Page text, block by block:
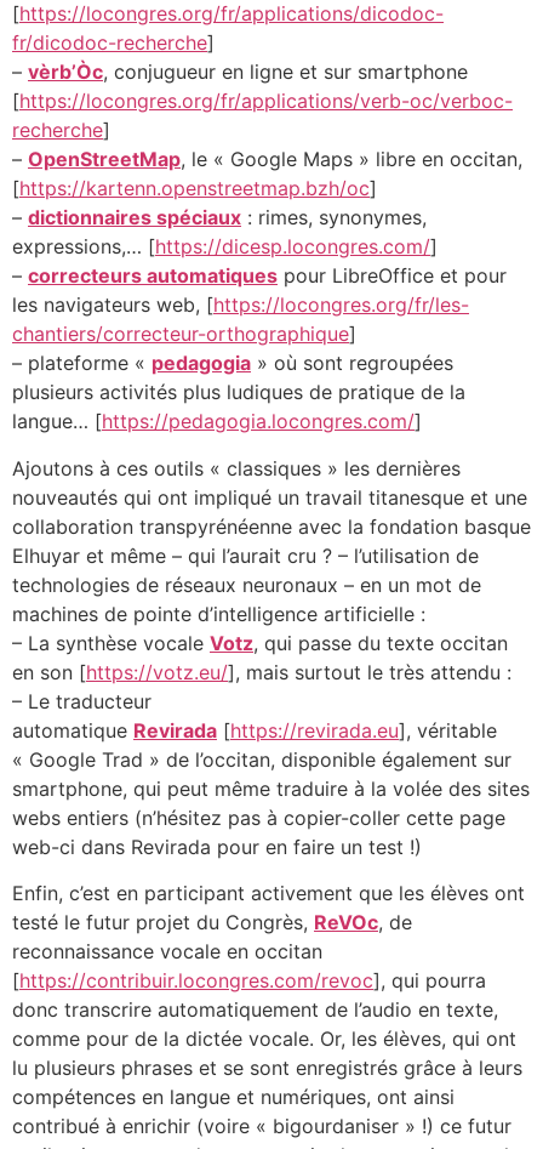
[https://locongres.org/fr/applications/dicodoc-
fr/dicodoc-recherche]
– vèrb’Òc, conjugueur en ligne et sur smartphone
[https://locongres.org/fr/applications/verb-oc/verboc-
recherche]
– OpenStreetMap, le « Google Maps » libre en occitan,
[https://kartenn.openstreetmap.bzh/oc]
– dictionnaires spéciaux : rimes, synonymes,
expressions,… [https://dicesp.locongres.com/]
– correcteurs automatiques pour LibreOffice et pour
les navigateurs web, [https://locongres.org/fr/les-
chantiers/correcteur-orthographique]
– plateforme « pedagogia » où sont regroupées
plusieurs activités plus ludiques de pratique de la
langue… [https://pedagogia.locongres.com/]
Ajoutons à ces outils « classiques » les dernières
nouveautés qui ont impliqué un travail titanesque et une
collaboration transpyrénéenne avec la fondation basque
Elhuyar et même – qui l’aurait cru ? – l’utilisation de
technologies de réseaux neuronaux – en un mot de
machines de pointe d’intelligence artificielle :
– La synthèse vocale Votz, qui passe du texte occitan
en son [https://votz.eu/], mais surtout le très attendu :
– Le traducteur
automatique Revirada [https://revirada.eu], véritable
« Google Trad » de l’occitan, disponible également sur
smartphone, qui peut même traduire à la volée des sites
webs entiers (n’hésitez pas à copier-coller cette page
web-ci dans Revirada pour en faire un test !)
Enfin, c’est en participant activement que les élèves ont
testé le futur projet du Congrès, ReVOc, de
reconnaissance vocale en occitan
[https://contribuir.locongres.com/revoc], qui pourra
donc transcrire automatiquement de l’audio en texte,
comme pour de la dictée vocale. Or, les élèves, qui ont
lu plusieurs phrases et se sont enregistrés grâce à leurs
compétences en langue et numériques, ont ainsi
contribué à enrichir (voire « bigourdaniser » !) ce futur